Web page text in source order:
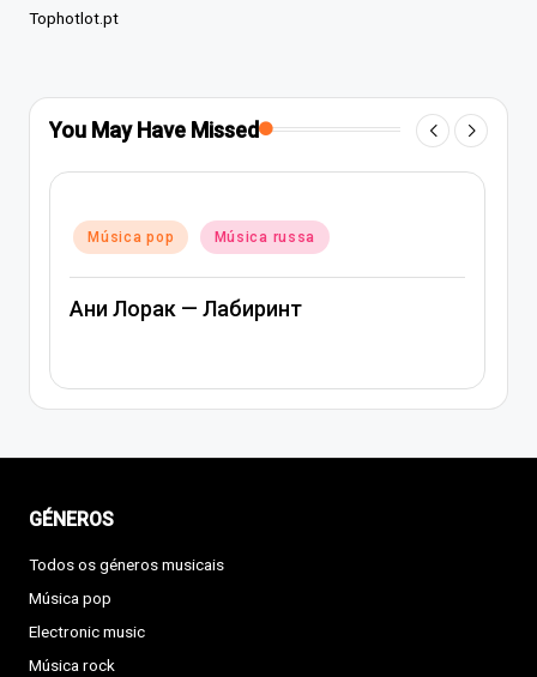
Tophotlot.pt
You May Have Missed
in
Música pop Música rap e hip-hop
Música russa
Артем Качер Ани Лорак – Материк
GÉNEROS
Todos os géneros musicais
Música pop
Electronic music
Música rock